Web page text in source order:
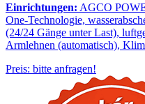
Einrichtungen: AGCO
One-Technologie,
(24/24 Gänge unter Last),
Armlehnen (automatisch),
Preis: bitte anfragen!